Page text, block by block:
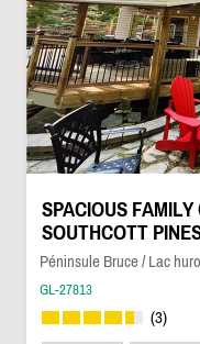
SPACIOUS FAMILY
SOUTHCOTT
Péninsule Bruce / Lac
GL-27813
(3)